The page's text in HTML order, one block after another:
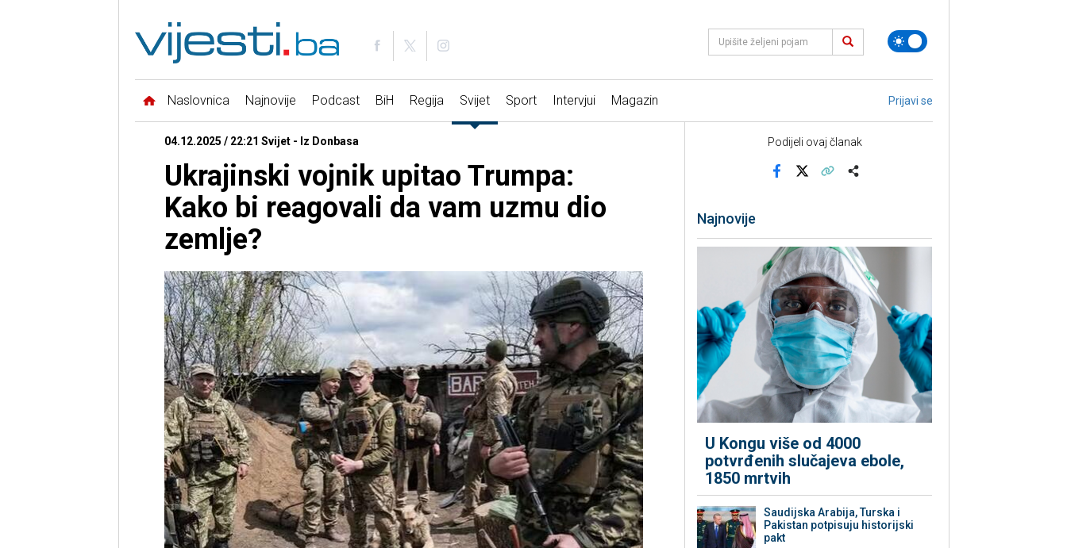
Naslovnica Najnovije Podcast BiH Regija Svijet Sport Intervjui Magazin Prijavi se
04.12.2025 / 22:21 Svijet - Iz Donbasa
Ukrajinski vojnik upitao Trumpa:
Kako bi reagovali da vam uzmu dio
zemlje?
Podijeli ovaj članak
Najnovije
U Kongu više od 4000
potvrđenih slučajeva ebole,
1850 mrtvih
Saudijska Arabija, Turska i
Pakistan potpisuju historijski
pakt